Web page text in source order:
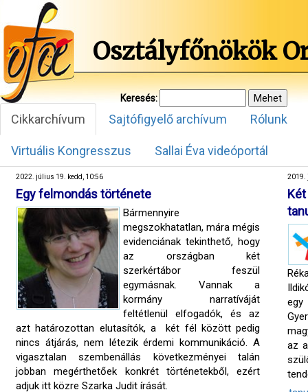
Osztályfőnökök
Keresés:
Cikkarchívum Sajtófigyelő archívum Rólunk
Virtuális Kongresszus Sallai Éva videóportál
2022. július 19. kedd, 10:56
Egy felmondás története
Bármennyire
megszokhatatlan, mára mégis
evidenciának tekinthető, hogy
az országban két
szerkértábor feszül
egymásnak. Vannak a
kormány narratíváját
feltétlenül elfogadók, és az
azt határozottan elutasítók, a két fél között pedig
nincs átjárás, nem létezik érdemi kommunikáció. A
vigasztalan szembenállás következményei talán
jobban megérthetőek konkrét történetekből, ezért
adjuk itt közre Szarka Judit írását.
2019.
az